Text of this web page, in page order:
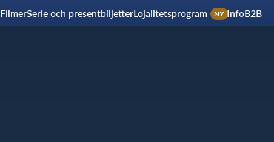
FilmerSerie och presentbiljetterLojalitetsprogram NY InfoB2B